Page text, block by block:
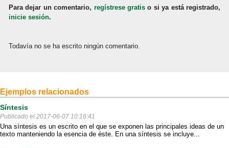
Para dejar un comentario, regístrese gratis o si ya está registrado,
inicie sesión.
Todavía no se ha escrito ningún comentario.
Ejemplos relacionados
Síntesis
Publicado el 2017-06-07 10:16:41
Una síntesis es un escrito en el que se exponen las principales ideas de un
texto manteniendo la esencia de éste. En una síntesis se incluye...